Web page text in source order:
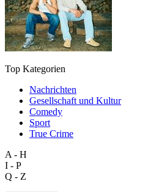
Top Kategorien
Nachrichten
Gesellschaft und Kultur
Comedy
Sport
True Crime
A - H
I - P
Q - Z